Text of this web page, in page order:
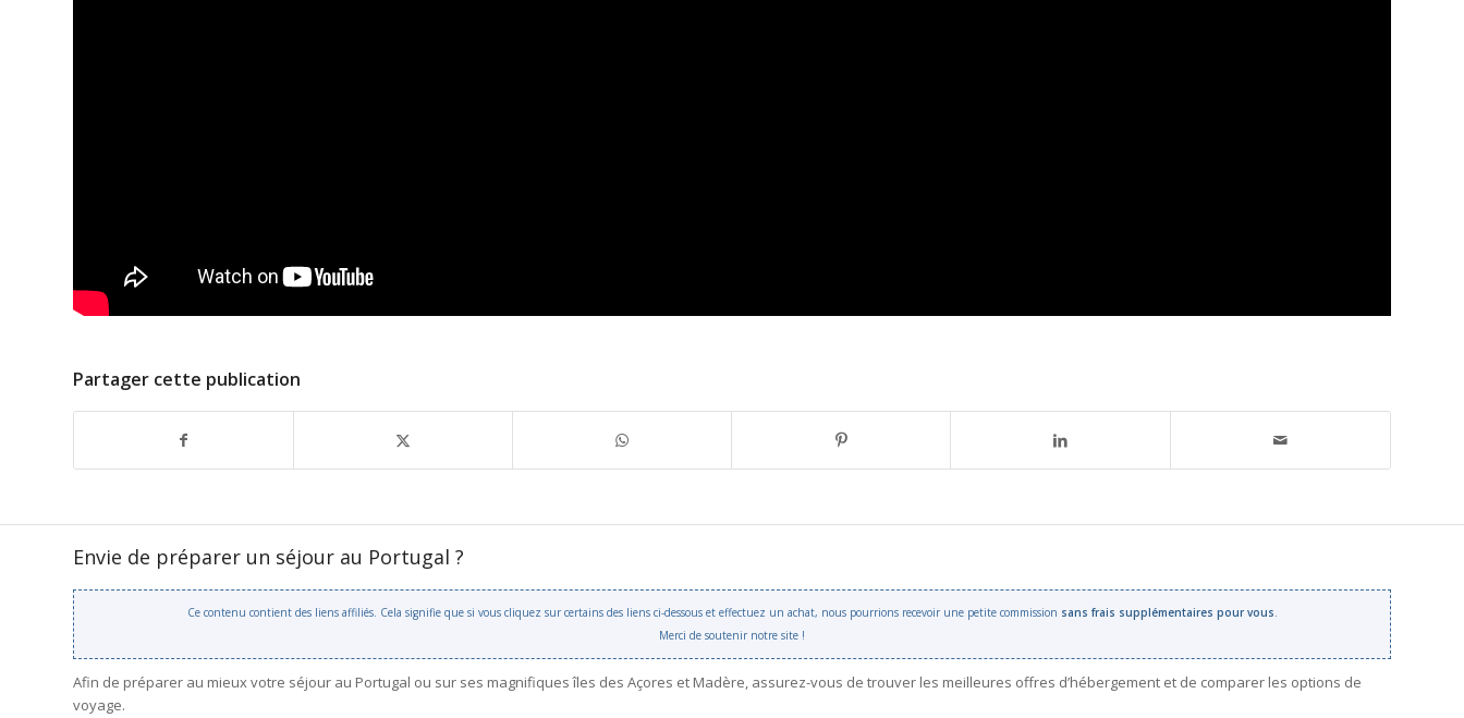
Partager cette publication
Envie de préparer un séjour au Portugal ?
Ce contenu contient des liens affiliés. Cela signifie que si vous cliquez sur certains des liens ci-dessous et effectuez un achat, nous pourrions recevoir une petite commission sans frais supplémentaires pour vous
Merci de soutenir notre site !
Afin de préparer au mieux votre séjour au Portugal ou sur ses magnifiques îles des Açores et Madère, assurez-vous de trouver les meilleures offres d’hébergement et de comparer les options de
voyage.